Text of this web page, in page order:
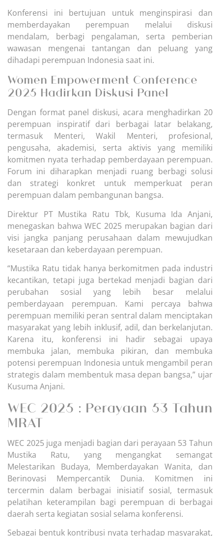
Konferensi ini bertujuan untuk menginspirasi dan
memberdayakan perempuan melalui diskusi
mendalam, berbagi pengalaman, serta pemberian
wawasan mengenai tantangan dan peluang yang
dihadapi perempuan Indonesia saat ini.
Women Empowerment Conference
2025 Hadirkan Diskusi Panel
Dengan format panel diskusi, acara menghadirkan 20
perempuan inspiratif dari berbagai latar belakang,
termasuk Menteri, Wakil Menteri, profesional,
pengusaha, akademisi, serta aktivis yang memiliki
komitmen nyata terhadap pemberdayaan perempuan.
Forum ini diharapkan menjadi ruang berbagi solusi
dan strategi konkret untuk memperkuat peran
perempuan dalam pembangunan bangsa.
Direktur PT Mustika Ratu Tbk, Kusuma Ida Anjani,
menegaskan bahwa WEC 2025 merupakan bagian dari
visi jangka panjang perusahaan dalam mewujudkan
kesetaraan dan keberdayaan perempuan.
“Mustika Ratu tidak hanya berkomitmen pada industri
kecantikan, tetapi juga bertekad menjadi bagian dari
perubahan sosial yang lebih besar melalui
pemberdayaan perempuan. Kami percaya bahwa
perempuan memiliki peran sentral dalam menciptakan
masyarakat yang lebih inklusif, adil, dan berkelanjutan.
Karena itu, konferensi ini hadir sebagai upaya
membuka jalan, membuka pikiran, dan membuka
potensi perempuan Indonesia untuk mengambil peran
strategis dalam membentuk masa depan bangsa,” ujar
Kusuma Anjani.
WEC 2025 : Perayaan 53 Tahun
MRAT
WEC 2025 juga menjadi bagian dari perayaan 53 Tahun
Mustika Ratu, yang mengangkat semangat
Melestarikan Budaya, Memberdayakan Wanita, dan
Berinovasi Mempercantik Dunia. Komitmen ini
tercermin dalam berbagai inisiatif sosial, termasuk
pelatihan keterampilan bagi perempuan di berbagai
daerah serta kegiatan sosial selama konferensi.
Sebagai bentuk kontribusi nyata terhadap masyarakat,